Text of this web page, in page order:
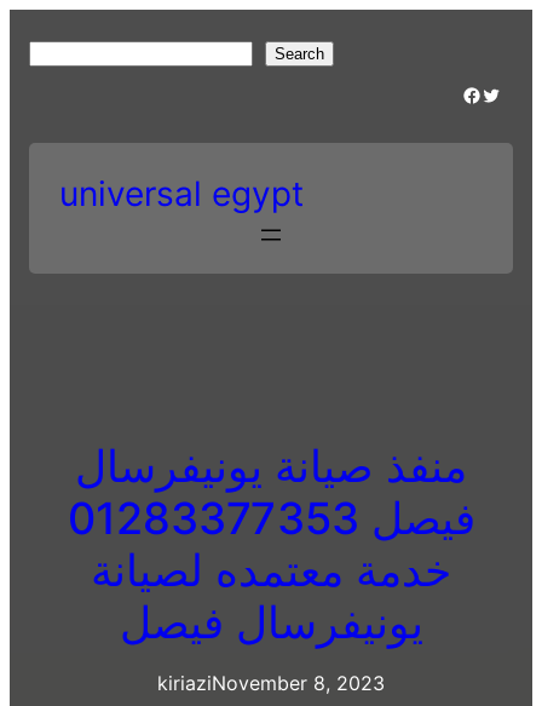
r
Search
Facebook Twitter
universal egypt
منفذ صيانة يونيفرسال
فيصل 01283377353
خدمة معتمده لصيانة
يونيفرسال فيصل
kiriaziNovember 8, 2023